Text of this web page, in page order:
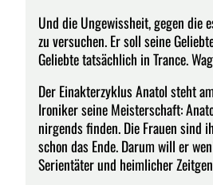
Und die Ungewissheit, gegen die
zu versuchen. Er soll seine
Geliebte tatsächlich in Trance.
Der Einakterzyklus Anatol steht
Ironiker seine Meisterschaft:
nirgends finden. Die Frauen sind
schon das Ende. Darum will er
Serientäter und heimlicher